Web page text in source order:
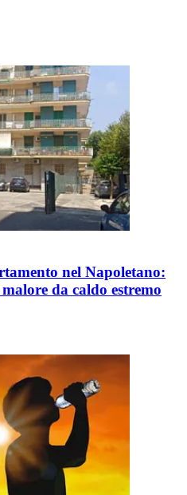
nel Napoletano:
da caldo estremo